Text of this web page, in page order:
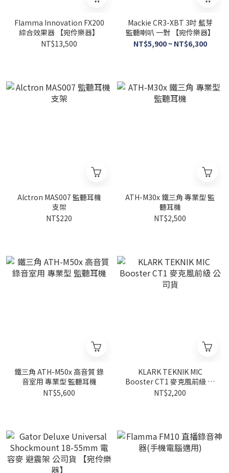
Flamma Innovation FX200
綜合效果器 【宛伶樂器】
NT$13,500
Mackie CR3-XBT 3吋 藍芽
監聽喇叭 一對 【宛伶樂器】
NT$5,900 ~ NT$6,300
Alctron MAS007 監聽耳機
支架
NT$220
ATH-M30x 鐵三角 專業型 監
聽耳機
NT$2,500
鐵三角 ATH-M50x 高音質 錄
音室用 專業型 監聽耳機
NT$5,600
KLARK TEKNIK MIC
Booster CT1 麥克風前級 公
司貨
NT$2,200